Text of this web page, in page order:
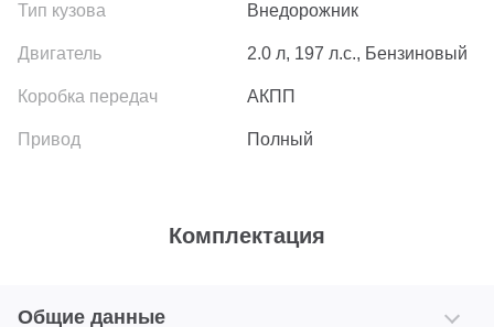
Внедорожник
2.0 л, 197 л.с., Бензиновый
АКПП
Полный
Комплектация
Общие данные